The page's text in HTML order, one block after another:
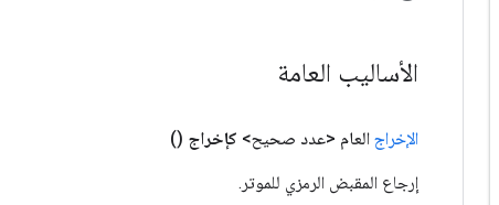
الأساليب العامة
الإخراج العام <عدد صحيح> كإخراج ()
إرجاع المقبض الرمزي للموتر.